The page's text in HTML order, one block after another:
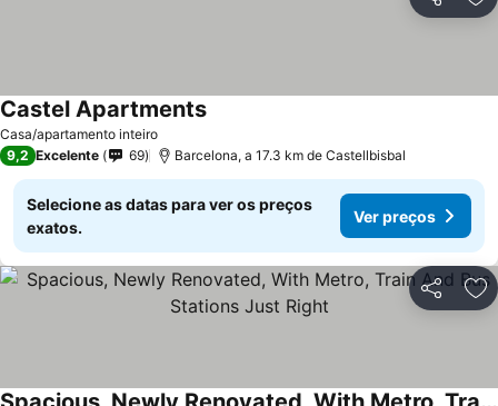
Partilhar
Casa/apartamento inteiro
Castel Apartments
9,2 Excelente 69 Barcelona, a 17.3 km de Castellbisbal
Selecione as datas para ver os preços
exatos.
Ver preços
Partilhar